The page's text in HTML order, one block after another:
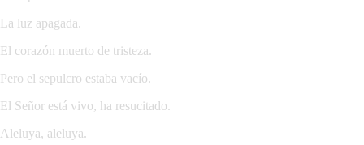
La luz apagada.
El corazón muerto de tristeza.
Pero el sepulcro estaba vacío.
El Señor está vivo, ha resucitado.
Aleluya, aleluya.